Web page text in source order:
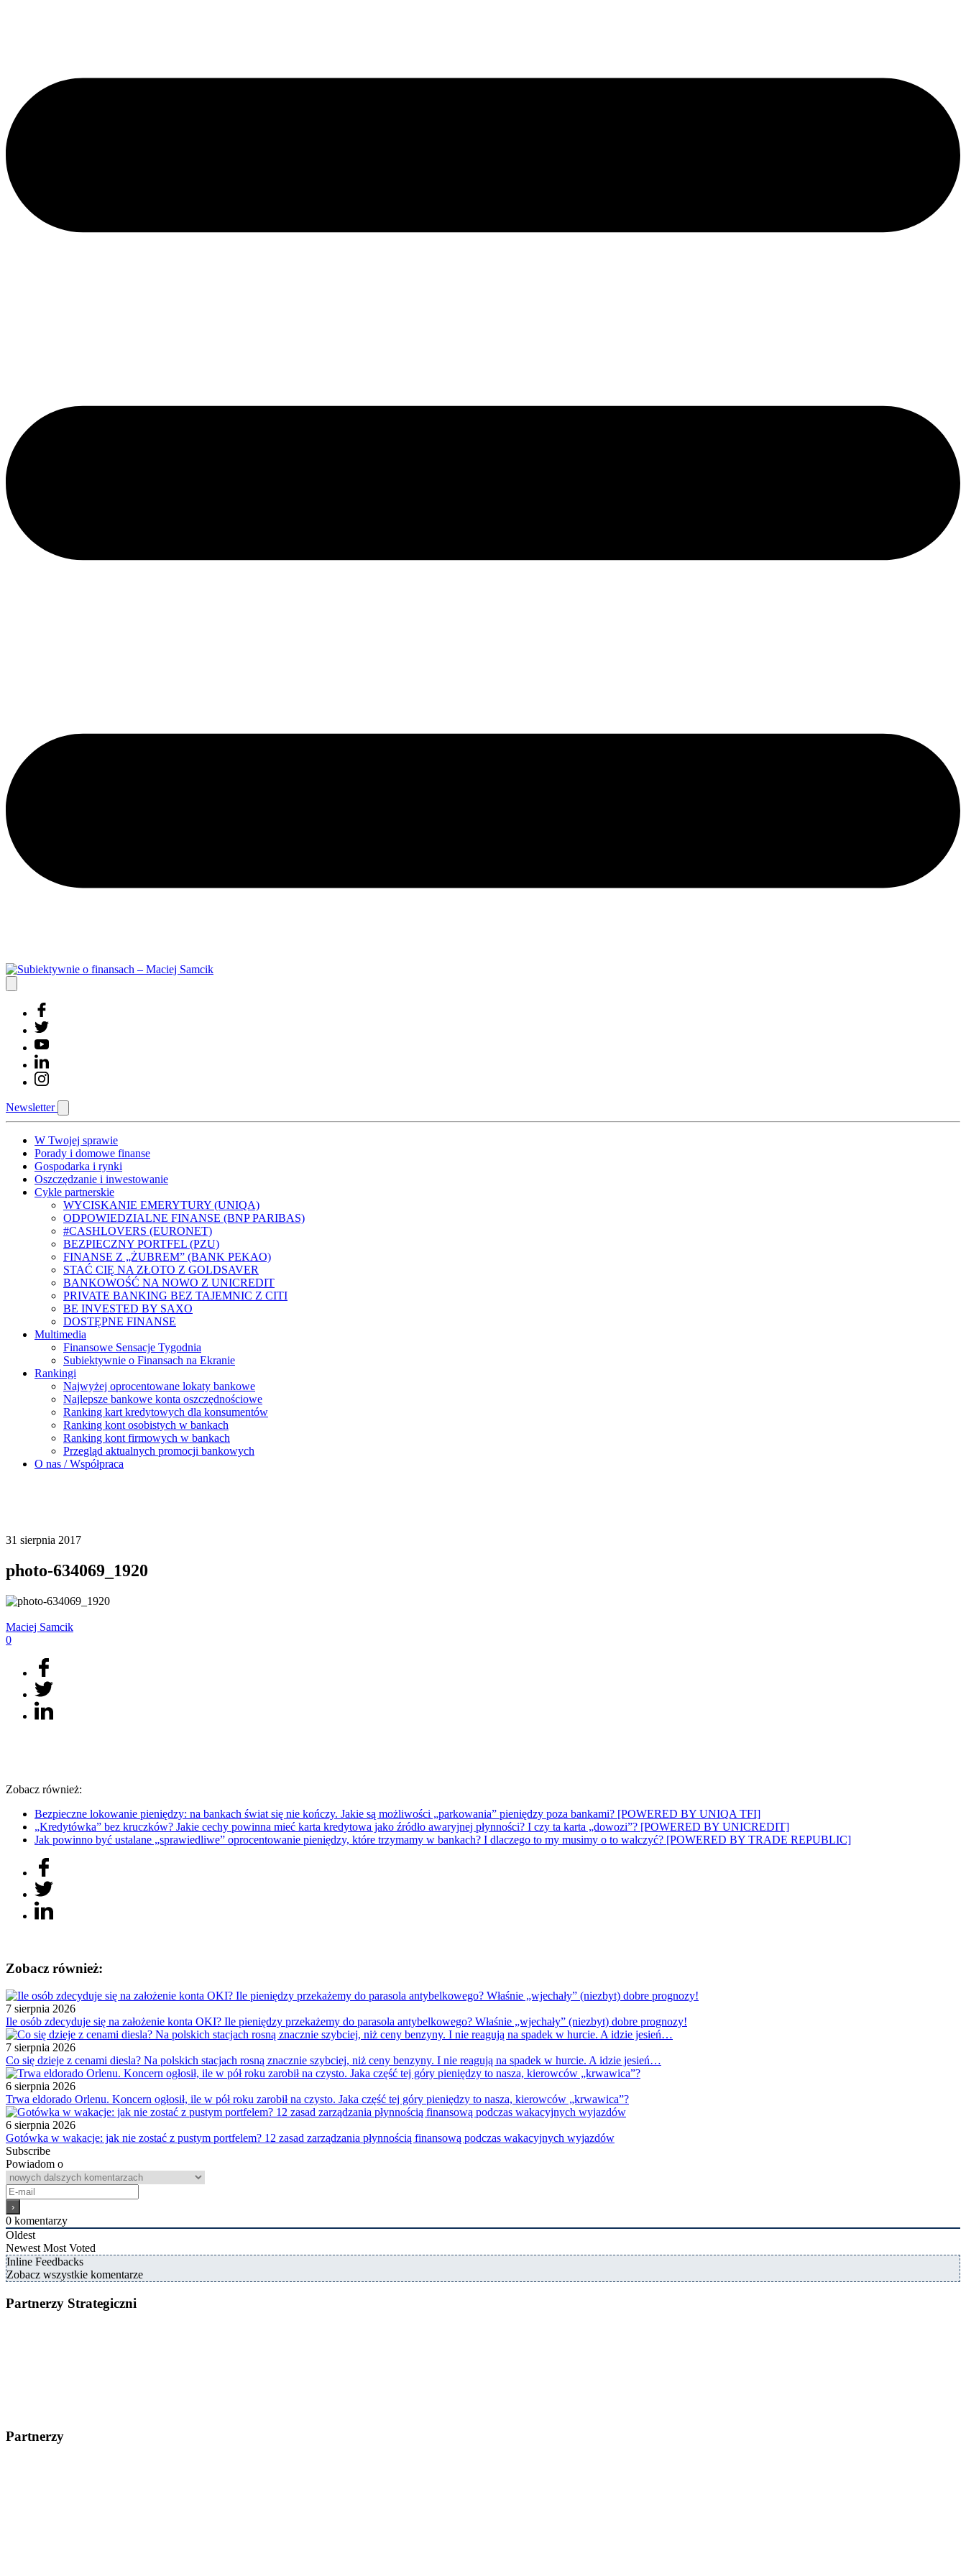
Newsletter
W Twojej sprawie
Porady i domowe finanse
Gospodarka i rynki
Oszczędzanie i inwestowanie
Cykle partnerskie
WYCISKANIE EMERYTURY (UNIQA)
ODPOWIEDZIALNE FINANSE (BNP PARIBAS)
#CASHLOVERS (EURONET)
BEZPIECZNY PORTFEL (PZU)
FINANSE Z „ŻUBREM” (BANK PEKAO)
STAĆ CIĘ NA ZŁOTO Z GOLDSAVER
BANKOWOŚĆ NA NOWO Z UNICREDIT
PRIVATE BANKING BEZ TAJEMNIC Z CITI
BE INVESTED BY SAXO
DOSTĘPNE FINANSE
Multimedia
Finansowe Sensacje Tygodnia
Subiektywnie o Finansach na Ekranie
Rankingi
Najwyżej oprocentowane lokaty bankowe
Najlepsze bankowe konta oszczędnościowe
Ranking kart kredytowych dla konsumentów
Ranking kont osobistych w bankach
Ranking kont firmowych w bankach
Przegląd aktualnych promocji bankowych
O nas / Współpraca
31 sierpnia 2017
photo-634069_1920
Maciej Samcik
0
Zobacz również:
Bezpieczne lokowanie pieniędzy: na bankach świat się nie kończy. Jakie są możliwości „parkowania” pieniędzy poza bankami? [POWERED BY UNIQA TFI]
„Kredytówka” bez kruczków? Jakie cechy powinna mieć karta kredytowa jako źródło awaryjnej płynności? I czy ta karta „dowozi”? [POWERED BY UNICREDIT]
Jak powinno być ustalane „sprawiedliwe” oprocentowanie pieniędzy, które trzymamy w bankach? I dlaczego to my musimy o to walczyć? [POWERED BY TRADE REPUBLIC]
Zobacz również:
7 sierpnia 2026
Ile osób zdecyduje się na założenie konta OKI? Ile pieniędzy przekażemy do parasola antybelkowego? Właśnie „wjechały” (niezbyt) dobre prognozy!
7 sierpnia 2026
Co się dzieje z cenami diesla? Na polskich stacjach rosną znacznie szybciej, niż ceny benzyny. I nie reagują na spadek w hurcie. A idzie jesień…
6 sierpnia 2026
Trwa eldorado Orlenu. Koncern ogłosił, ile w pół roku zarobił na czysto. Jaka część tej góry pieniędzy to nasza, kierowców „krwawica”?
6 sierpnia 2026
Gotówka w wakacje: jak nie zostać z pustym portfelem? 12 zasad zarządzania płynnością finansową podczas wakacyjnych wyjazdów
Subscribe
Powiadom o
0 komentarzy
Oldest
Newest Most Voted
Inline Feedbacks
Zobacz wszystkie komentarze
Partnerzy Strategiczni
Partnerzy